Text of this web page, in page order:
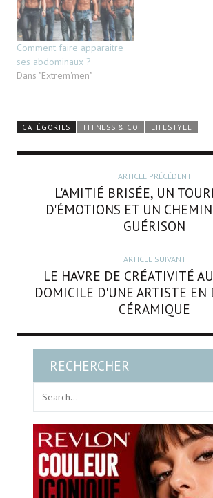
Comment faire apparaitre
ses abdominaux ?
Dans "Extrem'men"
CATÉGORIES FITNESS & CO LIFESTYLE
ARTICLE PRÉCÉDENT
L'AMITIÉ BRISÉE, UN
D'ÉMOTIONS ET UN
GUÉRISON
ARTICLE SUIVANT
LE HAVRE DE CRÉATIVITÉ
DOMICILE D'UNE ARTISTE EN
CÉRAMIQUE
RECHERCHER